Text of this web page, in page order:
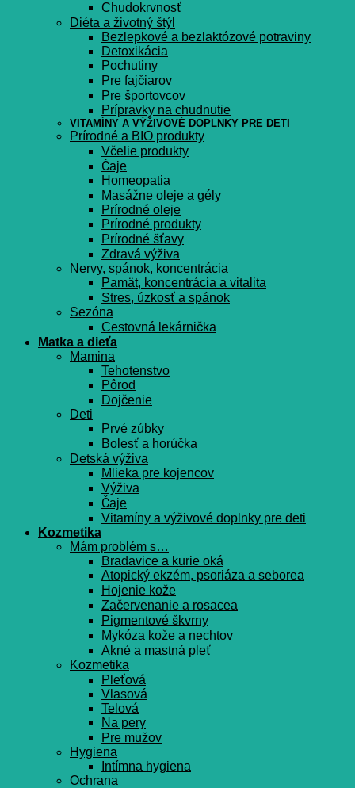
Chudokrvnosť
Diéta a životný štýl
Bezlepkové a bezlaktózové potraviny
Detoxikácia
Pochutiny
Pre fajčiarov
Pre športovcov
Prípravky na chudnutie
VITAMÍNY A VÝŽIVOVÉ DOPLNKY PRE DETI
Prírodné a BIO produkty
Včelie produkty
Čaje
Homeopatia
Masážne oleje a gély
Prírodné oleje
Prírodné produkty
Prírodné šťavy
Zdravá výživa
Nervy, spánok, koncentrácia
Pamät, koncentrácia a vitalita
Stres, úzkosť a spánok
Sezóna
Cestovná lekárnička
Matka a dieťa
Mamina
Tehotenstvo
Pôrod
Dojčenie
Deti
Prvé zúbky
Bolesť a horúčka
Detská výživa
Mlieka pre kojencov
Výživa
Čaje
Vitamíny a výživové doplnky pre deti
Kozmetika
Mám problém s…
Bradavice a kurie oká
Atopický ekzém, psoriáza a seborea
Hojenie kože
Začervenanie a rosacea
Pigmentové škvrny
Mykóza kože a nechtov
Akné a mastná pleť
Kozmetika
Pleťová
Vlasová
Telová
Na pery
Pre mužov
Hygiena
Intímna hygiena
Ochrana